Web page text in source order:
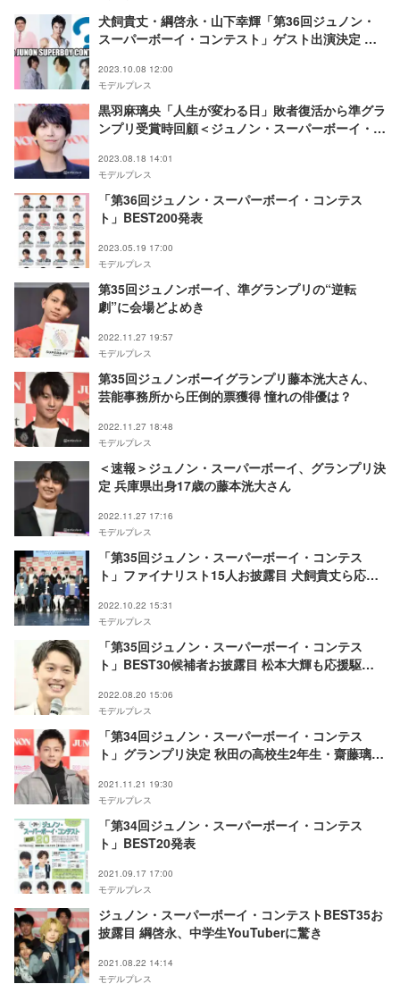
犬飼貴丈・綱啓永・山下幸輝「第36回ジュノン・
スーパーボーイ・コンテスト」ゲスト出演決定 フ
2023.10.08 12:00
モデルプレス
黒羽麻璃央「人生が変わる日」敗者復活から準グラ
ンプリ受賞時回顧＜ジュノン・スーパーボーイ・コ
2023.08.18 14:01
モデルプレス
「第36回ジュノン・スーパーボーイ・コンテス
ト」BEST200発表
2023.05.19 17:00
モデルプレス
第35回ジュノンボーイ、準グランプリの“逆転
劇”に会場どよめき
2022.11.27 19:57
モデルプレス
第35回ジュノンボーイグランプリ藤本洸大さん、
芸能事務所から圧倒的票獲得 憧れの俳優は？
2022.11.27 18:48
モデルプレス
＜速報＞ジュノン・スーパーボーイ、グランプリ決
定 兵庫県出身17歳の藤本洸大さん
2022.11.27 17:16
モデルプレス
「第35回ジュノン・スーパーボーイ・コンテス
ト」ファイナリスト15人お披露目 犬飼貴丈ら応援
2022.10.22 15:31
モデルプレス
「第35回ジュノン・スーパーボーイ・コンテス
ト」BEST30候補者お披露目 松本大輝も応援駆け
2022.08.20 15:06
モデルプレス
「第34回ジュノン・スーパーボーイ・コンテス
ト」グランプリ決定 秋田の高校生2年生・齋藤璃佑
2021.11.21 19:30
モデルプレス
「第34回ジュノン・スーパーボーイ・コンテス
ト」BEST20発表
2021.09.17 17:00
モデルプレス
ジュノン・スーパーボーイ・コンテストBEST35お
披露目 綱啓永、中学生YouTuberに驚き
2021.08.22 14:14
モデルプレス